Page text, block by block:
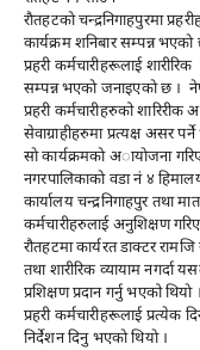
राैतहटकाे चन्द्रनिगाहपुरमा
कार्यक्रम शनिबार सम्पन्न भएकाे
प्रहरी कर्मचारीहरूलाई
सम्पन्न भएकाे जनाइएकाे छ ।
प्रहरी कर्मचारीहरुको शारिरीक
सेवाग्राहीहरुमा प्रत्यक्ष असर
साे कार्यक्रमकाे अायाेजना
नगरपालिकाकाे वडा नं ४
कार्यालय चन्द्रनिगाहपुर तथा
कर्मचारीहरुलाई अनुशिक्षण
रौतहटमा कार्यरत डाक्टर
तथा शारीरिक व्यायाम
प्रशिक्षण प्रदान गर्नु भएको
प्रहरी कर्मचारीहरूलाई प्रत्येक
निर्देशन दिनु भएकाे थियाे ।